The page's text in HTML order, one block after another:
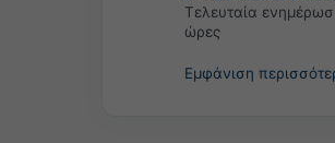
Τελευταία
ώρες
Εμφάνιση